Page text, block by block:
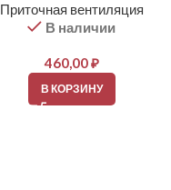
Приточная вентиляция
В наличии
460,00₽
В КОРЗИНУ